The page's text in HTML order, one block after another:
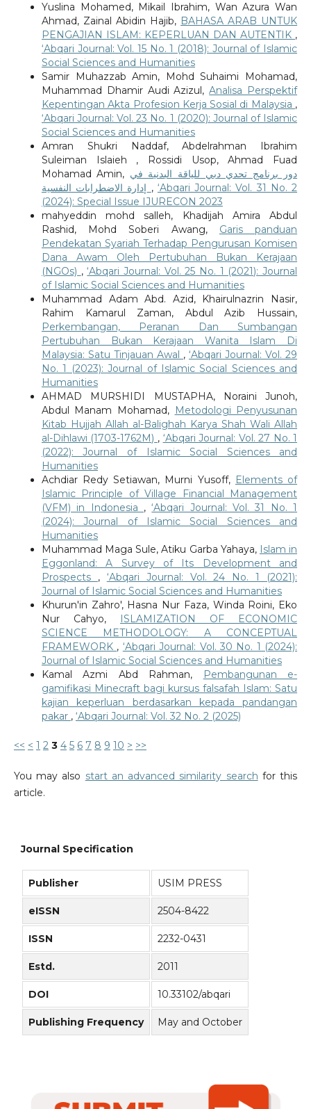
Yuslina Mohamed, Mikail Ibrahim, Wan Azura Wan
Ahmad, Zainal Abidin Hajib, BAHASA ARAB UNTUK
PENGAJIAN ISLAM: KEPERLUAN DAN AUTENTIK ,
‘Abqari Journal: Vol. 15 No. 1 (2018): Journal of Islamic
Social Sciences and Humanities
Samir Muhazzab Amin, Mohd Suhaimi Mohamad,
Muhammad Dhamir Audi Azizul,Analisa Perspektif
Kepentingan Akta Profesion Kerja Sosial di Malaysia ,
‘Abqari Journal: Vol. 23 No. 1 (2020): Journal of Islamic
Social Sciences and Humanities
Amran Shukri Naddaf, Abdelrahman Ibrahim
Suleiman Islaieh , Rossidi Usop, Ahmad Fuad
Mohamad Amin, دور برنامج تحدي دبي للياقة البدنية في
, ‘Abqari Journal: Vol. 31 No. 2
(2024): Special Issue IJURECON 2023
mahyeddin mohd salleh, Khadijah Amira Abdul
Rashid, Mohd Soberi Awang, Garis panduan
Pendekatan Syariah Terhadap Pengurusan Komisen
Dana Awam Oleh Pertubuhan Bukan Kerajaan
(NGOs) ,‘Abqari Journal: Vol. 25 No. 1 (2021): Journal
of Islamic Social Sciences and Humanities
Muhammad Adam Abd. Azid, Khairulnazrin Nasir,
Rahim Kamarul Zaman, Abdul Azib Hussain,
Perkembangan, Peranan Dan Sumbangan
Pertubuhan Bukan Kerajaan Wanita Islam Di
Malaysia: Satu Tinjauan Awal ,‘Abqari Journal: Vol. 29
No. 1 (2023): Journal of Islamic Social Sciences and
Humanities
AHMAD MURSHIDI MUSTAPHA, Noraini Junoh,
Abdul Manam Mohamad, Metodologi Penyusunan
Kitab Hujjah Allah al-Balighah Karya Shah Wali Allah
al-Dihlawi (1703-1762M) , ‘Abqari Journal: Vol. 27 No. 1
(2022): Journal of Islamic Social Sciences and
Humanities
Achdiar Redy Setiawan, Murni Yusoff, Elements of
Islamic Principle of Village Financial Management
(VFM) in Indonesia ,‘Abqari Journal: Vol. 31 No. 1
(2024): Journal of Islamic Social Sciences and
Humanities
Muhammad Maga Sule, Atiku Garba Yahaya, Islam in
Eggonland: A Survey of Its Development and
Prospects , ‘Abqari Journal: Vol. 24 No. 1 (2021):
Journal of Islamic Social Sciences and Humanities
Khurun'in Zahro', Hasna Nur Faza, Winda Roini, Eko
Nur Cahyo,
ISLAMIZATION OF ECONOMIC
SCIENCE METHODOLOGY: A CONCEPTUAL
FRAMEWORK , ‘Abqari Journal: Vol. 30 No. 1 (2024):
Journal of Islamic Social Sciences and Humanities
Kamal Azmi Abd Rahman,
Pembangunan e-
gamifikasi Minecraft bagi kursus falsafah Islam: Satu
kajian keperluan berdasarkan kepada pandangan
pakar , ‘Abqari Journal: Vol. 32 No. 2 (2025)
<< < 1 2 3 4 5 6 7 8 9 10 > >>
You may also start an advanced similarity search for this
article.
Journal Specification
Publisher USIM PRESS
eISSN 2504-8422
ISSN 2232-0431
Estd. 2011
DOI 10.33102/abqari
Publishing Frequency May and October